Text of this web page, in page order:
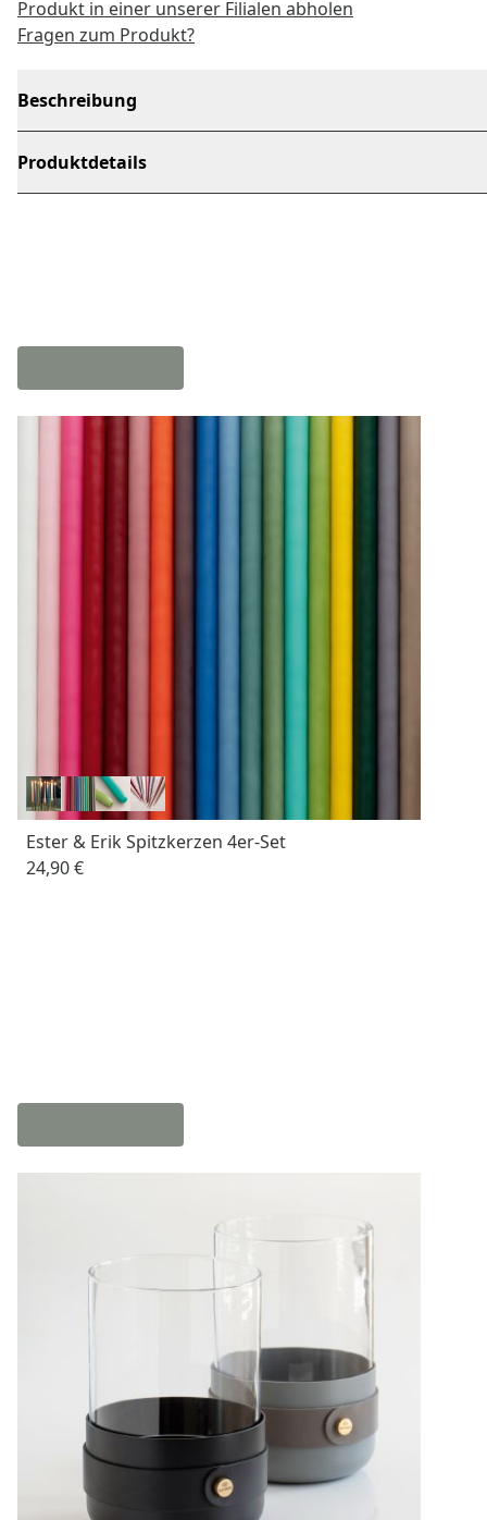
Produkt in einer unserer Filialen abholen
Fragen zum Produkt?
Beschreibung
Produktdetails
Ester & Erik Spitzkerzen 4er-Set
24,90 €